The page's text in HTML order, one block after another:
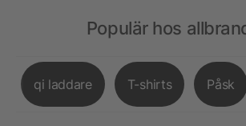
Populär hos
qi laddare T-shirts Påsk